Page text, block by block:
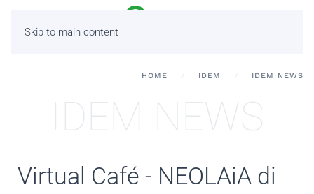
Skip to main content
HOME IDEM IDEM NEWS
IDEM NEWS
Virtual Café - NEOLAiA di